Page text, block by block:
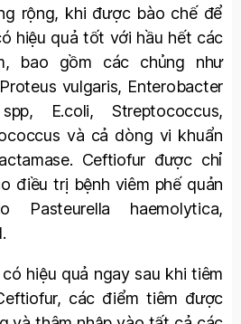
rộng, khi được bào chế để
hiệu quả tốt với hầu hết các
bao gồm các chủng như
vulgaris, Enterobacter
E.coli, Streptococcus,
và cả dòng vi khuẩn
Ceftiofur được chỉ
điều trị bệnh viêm phế quản
haemolytica,
hiệu quả ngay sau khi tiêm
các điểm tiêm được